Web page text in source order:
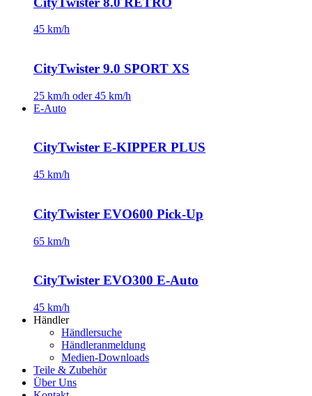
45 km/h
CityTwister 9.0 SPORT XS
25 km/h oder 45 km/h
E-Auto
CityTwister E-KIPPER PLUS
45 km/h
CityTwister EVO600 Pick-Up
65 km/h
CityTwister EVO300 E-Auto
45 km/h
Händler
Händlersuche
Händleranmeldung
Medien-Downloads
Teile & Zubehör
Über Uns